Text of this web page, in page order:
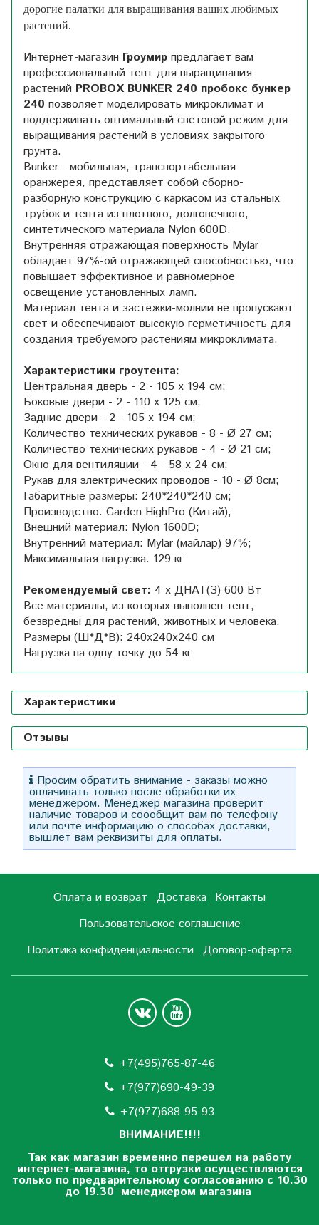
дорогие палатки для выращивания ваших любимых
растений.
Интернет-магазин Гроумир предлагает вам
профессиональный тент для выращивания
растений PROBOX BUNKER 240 пробокс бункер
240 позволяет моделировать микроклимат и
поддерживать оптимальный световой режим для
выращивания растений в условиях закрытого
грунта.
Bunker - мобильная, транспортабельная
оранжерея, представляет собой сборно-
разборную конструкцию с каркасом из стальных
трубок и тента из плотного, долговечного,
синтетического материала Nylon 600D.
Внутренняя отражающая поверхность Mylar
обладает 97%-ой отражающей способностью, что
повышает эффективное и равномерное
освещение установленных ламп.
Материал тента и застёжки-молнии не пропускают
свет и обеспечивают высокую герметичность для
создания требуемого растениям микроклимата.
Характеристики гроутента:
Центральная дверь - 2 - 105 x 194 см;
Боковые двери - 2 - 110 х 125 см;
Задние двери - 2 - 105 x 194 см;
Количество технических рукавов - 8 - Ø 27 см;
Количество технических рукавов - 4 - Ø 21 см;
Окно для вентиляции - 4 - 58 х 24 см;
Рукав для электрических проводов - 10 - Ø 8см;
Габаритные размеры: 240*240*240 см;
Производство: Garden HighPro (Китай);
Внешний материал: Nylon 1600D;
Внутренний материал: Mylar (майлар) 97%;
Максимальная нагрузка: 129 кг
Рекомендуемый свет: 4 х ДНАТ(З) 600 Вт
Все материалы, из которых выполнен тент,
безвредны для растений, животных и человека.
Размеры (Ш*Д*В): 240х240х240 см
Нагрузка на одну точку до 54 кг
Характеристики
Отзывы
Просим обратить внимание - заказы можно
оплачивать только после обработки их
менеджером. Менеджер магазина проверит
наличие товаров и соообщит вам по телефону
или почте информацию о способах доставки,
вышлет вам реквизиты для оплаты.
Оплата и возврат Доставка Контакты
Пользовательское соглашение
Политика конфиденциальности Договор-оферта
+7(495)765-87-46
+7(977)690-49-39
+7(977)688-95-93
ВНИМАНИЕ!!!!
Так как магазин временно перешел на работу
интернет-магазина, то отгрузки осуществляются
только по предварительному согласованию с 10.30
до 19.30 менеджером магазина